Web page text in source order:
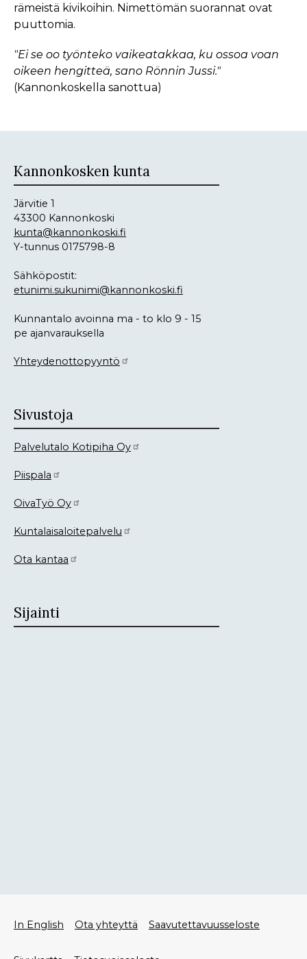
rämeistä kivikoihin. Nimettömän suorannat ovat
puuttomia.
"Ei se oo työnteko vaikeatakkaa, ku ossoa voan
oikeen hengitteä, sano Rönnin Jussi."
(Kannonkoskella sanottua)
Kannonkosken kunta
Järvitie 1
43300 Kannonkoski
kunta@kannonkoski.fi
Y-tunnus 0175798-8
Sähköpostit:
etunimi.sukunimi@kannonkoski.fi
Kunnantalo avoinna ma - to klo 9 - 15
pe ajanvarauksella
Yhteydenottopyyntö
Sivustoja
Palvelutalo Kotipiha Oy
Piispala
OivaTyö Oy
Kuntalaisaloitepalvelu
Ota kantaa
Sijainti
Alatunniste
valikko
In English Ota yhteyttä Saavutettavuusseloste